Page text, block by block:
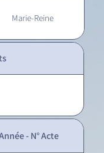
Marie-Reine
- N° Acte